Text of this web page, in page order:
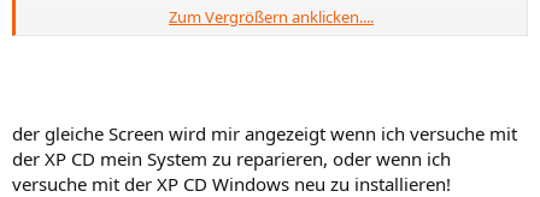
Deaktivieren oder deinstallieren Sie alle Antivirus-,
anschliessend den Computer erneut.
Technische Information:
Zum Vergrößern anklicken....
der gleiche Screen wird mir angezeigt wenn ich versuche mit
der XP CD mein System zu reparieren, oder wenn ich
versuche mit der XP CD Windows neu zu installieren!